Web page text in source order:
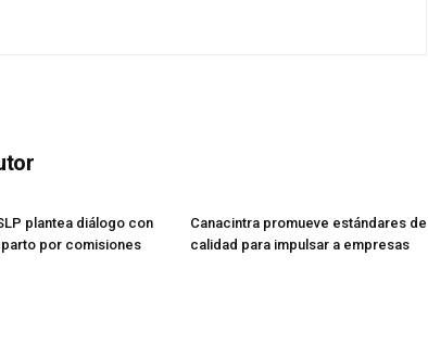
plantea diálogo con
por comisiones
Canacintra promueve estándares de
calidad para impulsar a empresas